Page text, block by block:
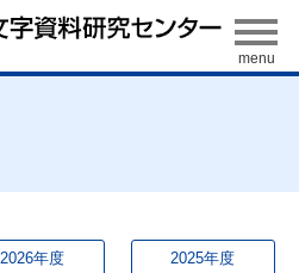
2026年度 2025年度